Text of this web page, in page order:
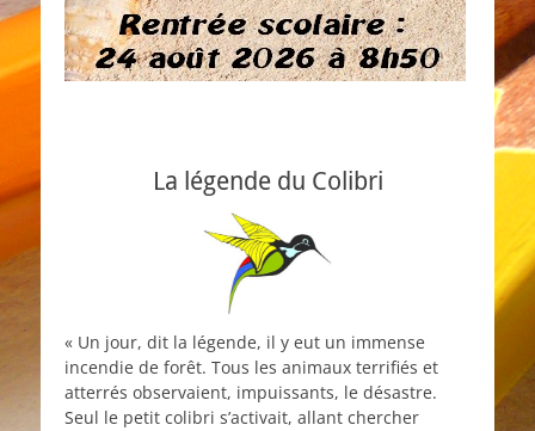
La légende du Colibri
« Un jour, dit la légende, il y eut un immense
incendie de forêt. Tous les animaux terrifiés et
atterrés observaient, impuissants, le désastre.
Seul le petit colibri s’activait, allant chercher